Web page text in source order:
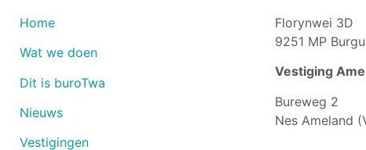
Home
Wat we doen
Dit is buroTwa
Nieuws
Vestigingen
Florynwei 3D
9251 MP
Vestiging
Bureweg 2
Nes Ameland